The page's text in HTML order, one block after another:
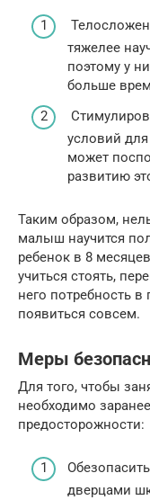
тяжелее
поэтому у
больше
условий
может
развитию
Таким образом,
малыш научится
ребенок в 8
учиться стоять,
него потребность
появиться совсем.
Меры
Для того, чтобы
необходимо
предосторожности:
дверцами